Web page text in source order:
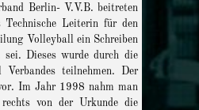
Berlin- V.V.B. beitreten
Leiterin für den
Volleyball ein Schreiben
Dieses wurde durch die
teilnehmen. Der
Im Jahr 1998 nahm man
rechts von der Urkunde die